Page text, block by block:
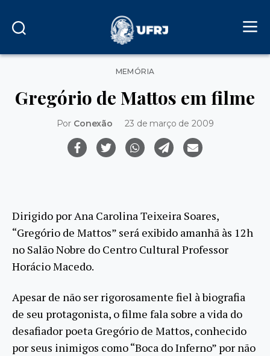
Categorias
MEMÓRIA
Gregório de Mattos em filme
Por Conexão 23 de março de 2009
Dirigido por Ana Carolina Teixeira Soares,
“Gregório de Mattos” será exibido amanhã às 12h
no Salão Nobre do Centro Cultural Professor
Horácio Macedo.
Apesar de não ser rigorosamente fiel à biografia
de seu protagonista, o filme fala sobre a vida do
desafiador poeta Gregório de Mattos, conhecido
por seus inimigos como “Boca do Inferno” por não